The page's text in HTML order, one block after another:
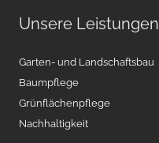
Unsere Leistungen
Garten- und Landschaftsbau
Baumpflege
Grünflächenpflege
Nachhaltigkeit